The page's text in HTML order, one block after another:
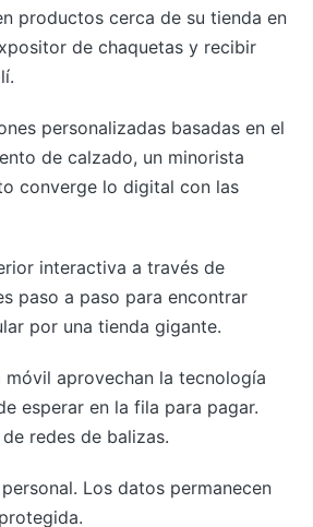
productos cerca de su tienda en
de chaquetas y recibir
personalizadas basadas en el
de calzado, un minorista
converge lo digital con las
interactiva a través de
paso a paso para encontrar
por una tienda gigante.
aprovechan la tecnología
esperar en la fila para pagar.
redes de balizas.
Los datos permanecen